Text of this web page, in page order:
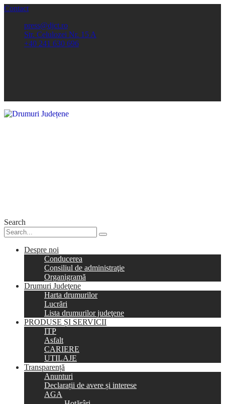
Contact
press@djct.ro
Str. Celulozei Nr. 15 A
+40 241 630 696
Search
Despre noi
Conducerea
Consiliul de administraţie
Organigramă
Drumuri Judeţene
Harta drumurilor
Lucrări
Lista drumurilor judeţene
PRODUSE ȘI SERVICII
ITP
Asfalt
CARIERE
UTILAJE
Transparență
Anunturi
Declarații de avere și interese
AGA